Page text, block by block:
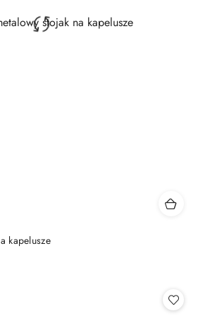
kapelusze